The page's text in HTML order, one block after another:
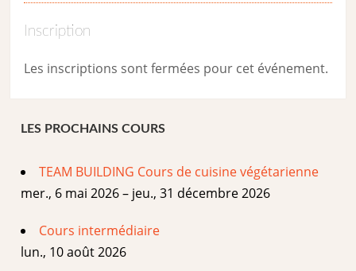
Inscription
Les inscriptions sont fermées pour cet événement.
LES PROCHAINS COURS
TEAM BUILDING Cours de cuisine végétarienne
mer., 6 mai 2026 – jeu., 31 décembre 2026
Cours intermédiaire
lun., 10 août 2026